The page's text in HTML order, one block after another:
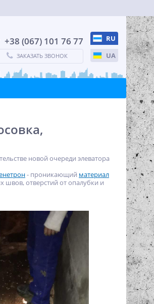
+38 (067) 101 76 77
ЗАКАЗАТЬ ЗВОНОК
RU
UA
новой очереди элеватора
- проникающий материал
швов, отверстий от опалубки и